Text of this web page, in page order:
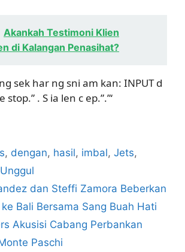
Akankah Testimoni Klien
di Kalangan Penasihat?
sek har ng sni am kan: INPUT d
. S ia len c ep.”.”‘
, dengan, hasil, imbal,Jets,
Unggul
dan Steffi Zamora Beberkan
Bali Bersama Sang Buah Hati
Akusisi Cabang Perbankan
Paschi